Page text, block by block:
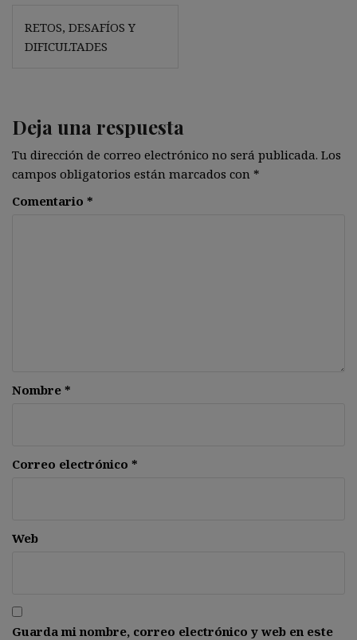
Navegación
de
RETOS, DESAFÍOS Y
DIFICULTADES
Deja una respuesta
Tu dirección de correo electrónico no será publicada. Los
campos obligatorios están marcados con *
Comentario *
Nombre *
Correo electrónico *
Web
Guarda mi nombre, correo electrónico y web en este